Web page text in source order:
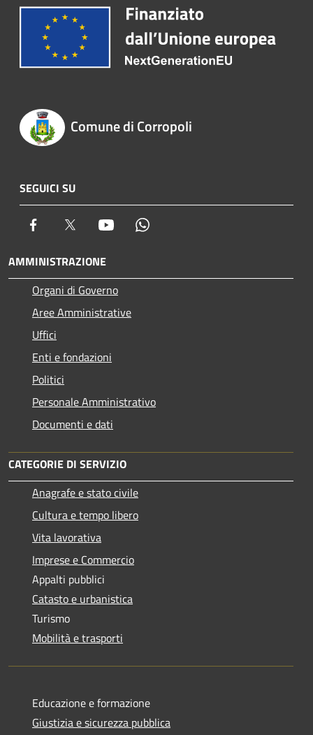
Comune di Corropoli
SEGUICI SU
Facebook Twitter Youtube
AMMINISTRAZIONE
Organi di Governo
Aree Amministrative
Uffici
Enti e fondazioni
Politici
Personale Amministrativo
Documenti e dati
CATEGORIE DI SERVIZIO
Anagrafe e stato civile
Cultura e tempo libero
Vita lavorativa
Imprese e Commercio
Appalti pubblici
Catasto e urbanistica
Turismo
Mobilità e trasporti
Educazione e formazione
Giustizia e sicurezza pubblica